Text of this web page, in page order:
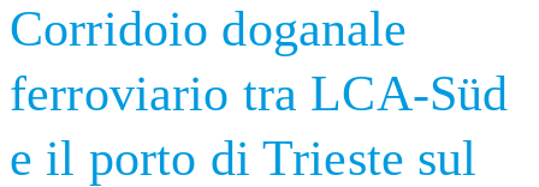
Corridoio doganale
ferroviario tra LCA-Süd
e il porto di Trieste sul